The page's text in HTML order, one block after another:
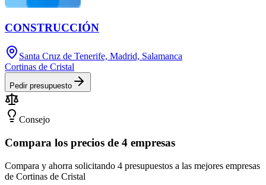
CONSTRUCCIÓN
Santa Cruz de Tenerife, Madrid, Salamanca
Cortinas de Cristal
Pedir presupuesto
Consejo
Compara los precios de 4 empresas
Compara y ahorra solicitando 4 presupuestos a las mejores empresas
de Cortinas de Cristal